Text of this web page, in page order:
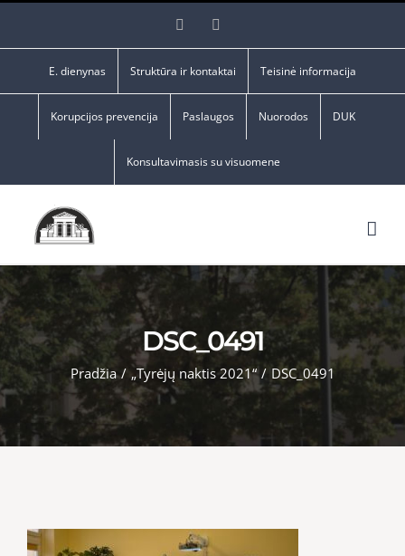
Facebook
E. dienynas Struktūra ir kontaktai Teisinė informacija
Korupcijos prevencija Paslaugos Nuorodos DUK
Konsultavimasis su visuomene
DSC_0491
Pradžia / „Tyrėjų naktis 2021“ / DSC_0491